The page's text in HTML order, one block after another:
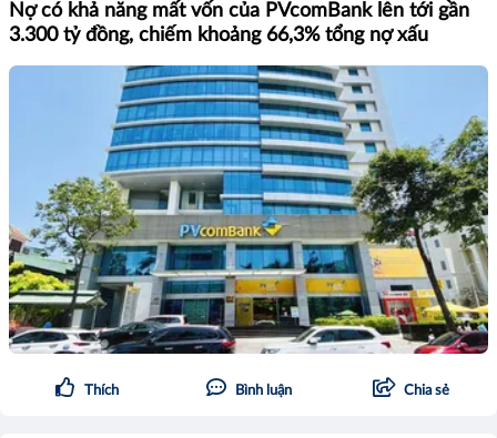
Nợ có khả năng mất vốn của PVcomBank lên tới gần
3.300 tỷ đồng, chiếm khoảng 66,3% tổng nợ xấu
Thích Bình luận Chia sẻ